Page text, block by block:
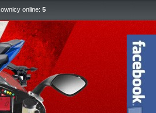
online: 5